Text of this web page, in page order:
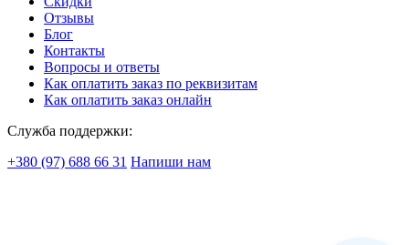
Отзывы
Блог
Контакты
Вопросы и ответы
Как оплатить заказ по реквизитам
Как оплатить заказ онлайн
Служба поддержки:
+380 (97) 688 66 31 Напиши нам